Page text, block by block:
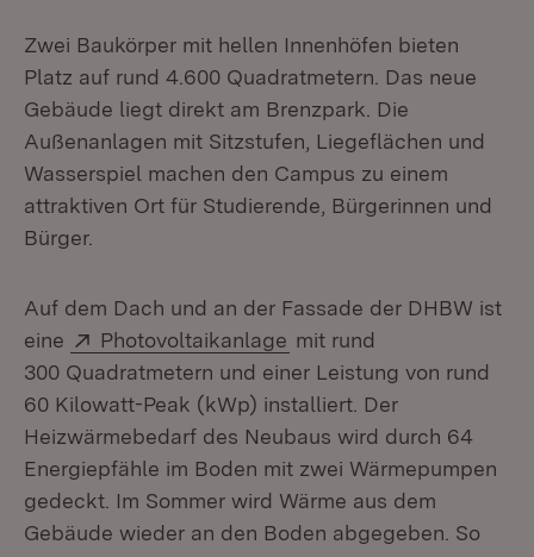
Zwei Baukörper mit hellen Innenhöfen bieten
Platz auf rund 4.600 Quadratmetern. Das neue
Gebäude liegt direkt am Brenzpark. Die
Außenanlagen mit Sitzstufen, Liegeflächen und
Wasserspiel machen den Campus zu einem
attraktiven Ort für Studierende, Bürgerinnen und
Bürger.
Auf dem Dach und an der Fassade der DHBW ist
eine
Extern:
Photovoltaikanlage (Öffnet in neuem
mit rund
300 Quadratmetern und einer Leistung von rund
60 Kilowatt-Peak (kWp) installiert. Der
Heizwärmebedarf des Neubaus wird durch 64
Energiepfähle im Boden mit zwei Wärmepumpen
gedeckt. Im Sommer wird Wärme aus dem
Gebäude wieder an den Boden abgegeben. So